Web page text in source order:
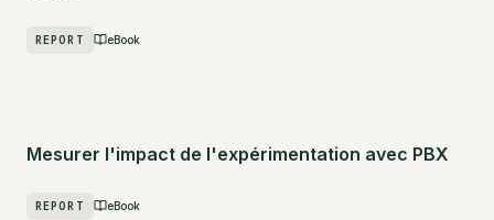
REPORT eBook
Mesurer l'impact de l'expérimentation avec PBX
REPORT eBook